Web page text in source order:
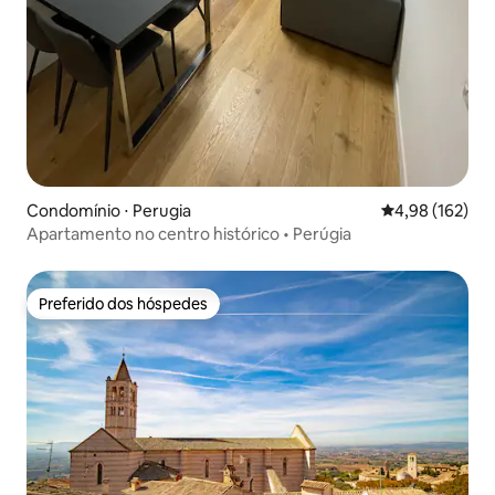
Condomínio ⋅ Perugia 4,98 de uma
4,98 (162)
Apartamento no centro histórico • Perúgia
Preferido dos hóspedes
Preferido dos hóspedes